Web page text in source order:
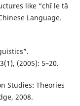
like “chī le tā
Language.
(2005): 5–20.
Studies: Theories
2008.